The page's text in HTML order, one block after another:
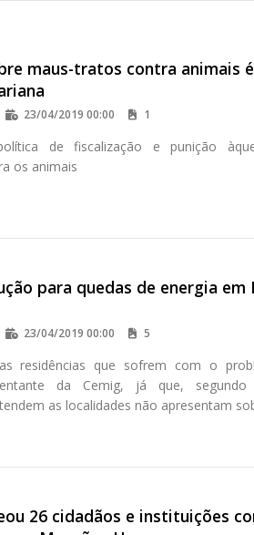
maus-tratos contra animais é
23/04/2019 00:00 1
de fiscalização e punição
os animais
para quedas de energia em
23/04/2019 00:00 5
residências que sofrem com o
da Cemig, já que,
as localidades não apresentam
26 cidadãos e instituições